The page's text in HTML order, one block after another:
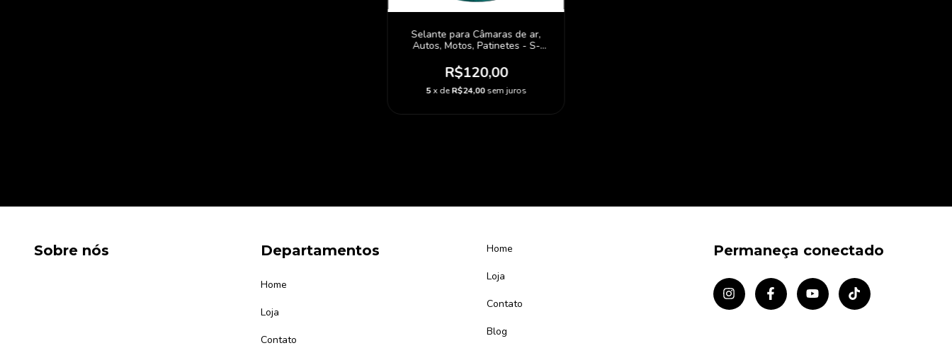
Selante para Câmaras de ar,
Autos, Motos, Patinetes - S-
R$120,00
5x deR$24,00 sem juros
Sobre nós Departamentos
Home
Loja
Contato
Home
Loja
Contato
Blog
Permaneça conectado